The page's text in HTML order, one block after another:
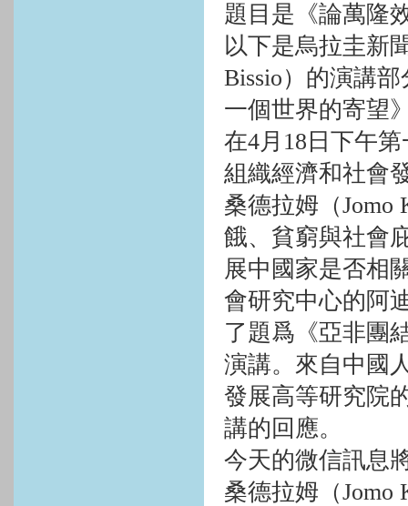
題目是《論萬隆
以下是烏拉圭新
Bissio）的演講
一個世界的寄望
在4月 18 日下午
組織經濟和社會
桑德拉姆（Jomo
餓、貧窮與社會
展中國家是否相
會研究中心的阿
了題爲《亞非團
演講。來自中國
發展高等研究院
講的回應。
今天的微信訊息
桑德拉姆（Jomo